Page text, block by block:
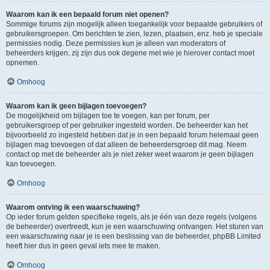
Waarom kan ik een bepaald forum niet openen?
Sommige forums zijn mogelijk alleen toegankelijk voor bepaalde gebruikers of
gebruikersgroepen. Om berichten te zien, lezen, plaatsen, enz. heb je speciale
permissies nodig. Deze permissies kun je alleen van moderators of
beheerders krijgen, zij zijn dus ook degene met wie je hierover contact moet
opnemen.
Omhoog
Waarom kan ik geen bijlagen toevoegen?
De mogelijkheid om bijlagen toe te voegen, kan per forum, per
gebruikersgroep of per gebruiker ingesteld worden. De beheerder kan het
bijvoorbeeld zo ingesteld hebben dat je in een bepaald forum helemaal geen
bijlagen mag toevoegen of dat alleen de beheerdersgroep dit mag. Neem
contact op met de beheerder als je niet zeker weet waarom je geen bijlagen
kan toevoegen.
Omhoog
Waarom ontving ik een waarschuwing?
Op ieder forum gelden specifieke regels, als je één van deze regels (volgens
de beheerder) overtreedt, kun je een waarschuwing ontvangen. Het sturen van
een waarschuwing naar je is een beslissing van de beheerder, phpBB Limited
heeft hier dus in geen geval iets mee te maken.
Omhoog